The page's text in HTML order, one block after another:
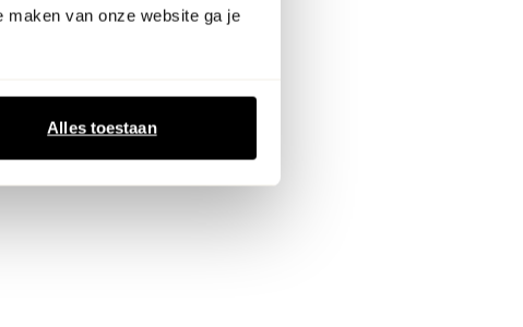
maken van onze website ga je
Alles toestaan